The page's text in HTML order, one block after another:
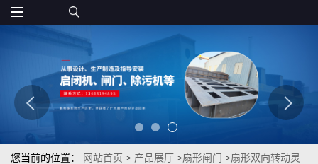
您当前的位置： 网站首页 > 产品展厅 >扇形闸门 >扇形双向转动灵